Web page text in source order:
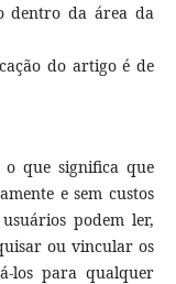
dentro da área da
do artigo é de
o que significa que
e sem custos
podem ler,
ou vincular os
los para qualquer